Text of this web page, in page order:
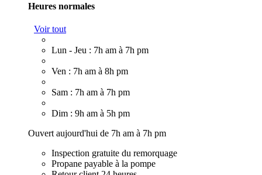
Heures normales
Voir tout
Lun - Jeu : 7h am à 7h pm
Ven : 7h am à 8h pm
Sam : 7h am à 7h pm
Dim : 9h am à 5h pm
Ouvert aujourd'hui de 7h am à 7h pm
Inspection gratuite du remorquage
Propane payable à la pompe